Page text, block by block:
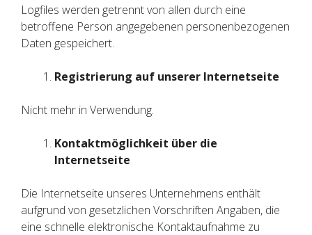
Logfiles werden getrennt von allen durch eine
betroffene Person angegebenen personenbezogenen
Daten gespeichert.
Registrierung auf unserer Internetseite
Nicht mehr in Verwendung.
Kontaktmöglichkeit über die
Internetseite
Die Internetseite unseres Unternehmens enthält
aufgrund von gesetzlichen Vorschriften Angaben, die
eine schnelle elektronische Kontaktaufnahme zu